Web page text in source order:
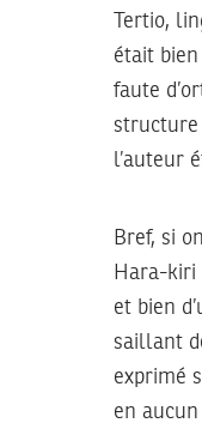
Tertio,
était bien
faute
structure
l’auteur
Bref, si
Hara-kiri
et bien
saillant
exprimé
en